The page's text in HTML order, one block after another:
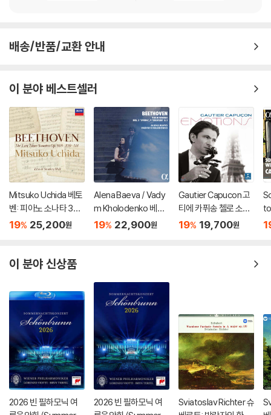
배송/반품/교환 안내
이 분야 베스트셀러
Mitsuko Uchida 베토
벤: 피아노 소나타 30-
32번 (Beethoven: Pi
19% 25,200원
Alena Baeva / Vady
m Kholodenko 베토
벤: 바이올린 소나타 5
19% 22,900원
Gautier Capucon 고
티에 카퓌송 첼로 소품
집 (Emotions)
19% 19,700원
이 분야 신상품
2026 빈 필하모닉 여
2026 빈 필하모닉 여
Sviatoslav Richter 슈